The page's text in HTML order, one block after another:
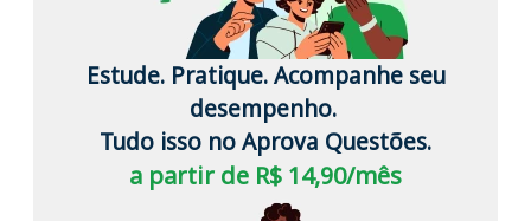
Estude. Pratique. Acompanhe seu
desempenho.
Tudo isso no Aprova Questões.
a partir de R$ 14,90/mês